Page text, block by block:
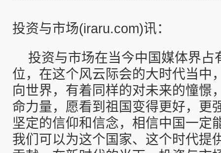
投资与市场(iraru.com)讯：
投资与市场在当今中国媒体界占
位，在这个风云际会的大时代当中
向世界，有着同样的对未来的憧憬
命力量，愿看到祖国变得更好，更
坚定的信仰和信念，相信中国一定
我们可以为这个国家、这个时代提